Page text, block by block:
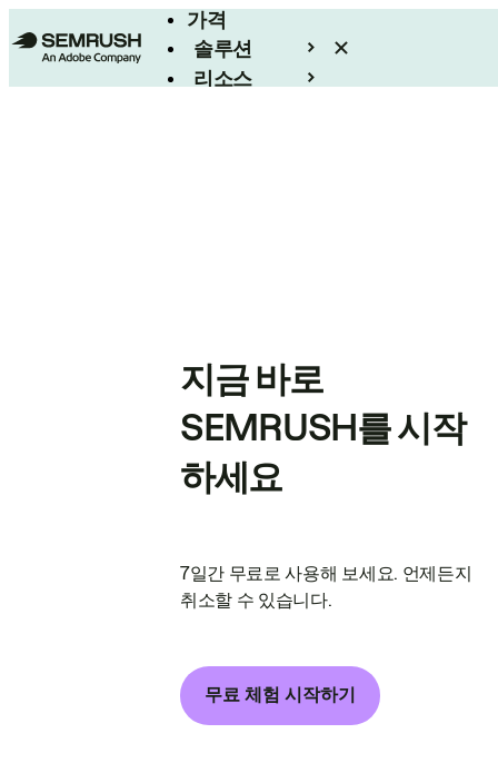
가격
솔루션
리소스
지금 바로
SEMRUSH를 시작
하세요
7일간 무료로 사용해 보세요. 언제든지
취소할 수 있습니다.
무료 체험 시작하기